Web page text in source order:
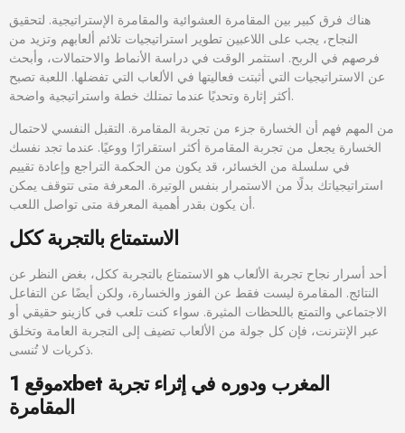
هناك فرق كبير بين المقامرة العشوائية والمقامرة الإستراتيجية. لتحقيق
النجاح، يجب على اللاعبين تطوير استراتيجيات تلائم ألعابهم وتزيد من
فرصهم في الربح. استثمر الوقت في دراسة الأنماط والاحتمالات، وأبحث
عن الاستراتيجيات التي أثبتت فعاليتها في الألعاب التي تفضلها. اللعبة تصبح
أكثر إثارة وتحديًا عندما تمتلك خطة واستراتيجية واضحة.
من المهم فهم أن الخسارة جزء من تجربة المقامرة. التقبل النفسي لاحتمال
الخسارة يجعل من تجربة المقامرة أكثر استقرارًا ووعيًا. عندما تجد نفسك
في سلسلة من الخسائر، قد يكون من الحكمة التراجع وإعادة تقييم
استراتيجياتك بدلًا من الاستمرار بنفس الوتيرة. المعرفة متى تتوقف يمكن
أن يكون بقدر أهمية المعرفة متى تواصل اللعب.
الاستمتاع بالتجربة ككل
أحد أسرار نجاح تجربة الألعاب هو الاستمتاع بالتجربة ككل، بغض النظر عن
النتائج. المقامرة ليست فقط عن الفوز والخسارة، ولكن أيضًا عن التفاعل
الاجتماعي والتمتع باللحظات المثيرة. سواء كنت تلعب في كازينو حقيقي أو
عبر الإنترنت، فإن كل جولة من الألعاب تضيف إلى التجربة العامة وتخلق
ذكريات لا تُنسى.
موقع 1xbet المغرب ودوره في إثراء تجربة
المقامرة